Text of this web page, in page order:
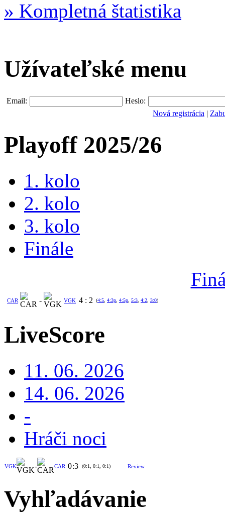
» Kompletná štatistika
Užívateľské menu
Email:
Heslo:
Nová registrácia |
Playoff 2025/26
1. kolo
2. kolo
3. kolo
Finále
CAR - VGK 4 : 2 (4:5 4:3p 4:5p 5:3 4:2 3:0)
LiveScore
11. 06. 2026
14. 06. 2026
-
Hráči noci
VGK - CAR 0:3 (0:1, 0:1, 0:1) Review
Vyhľadávanie